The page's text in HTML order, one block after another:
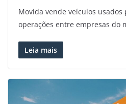
Movida vende veículos usados
operações entre empresas do
Leia mais